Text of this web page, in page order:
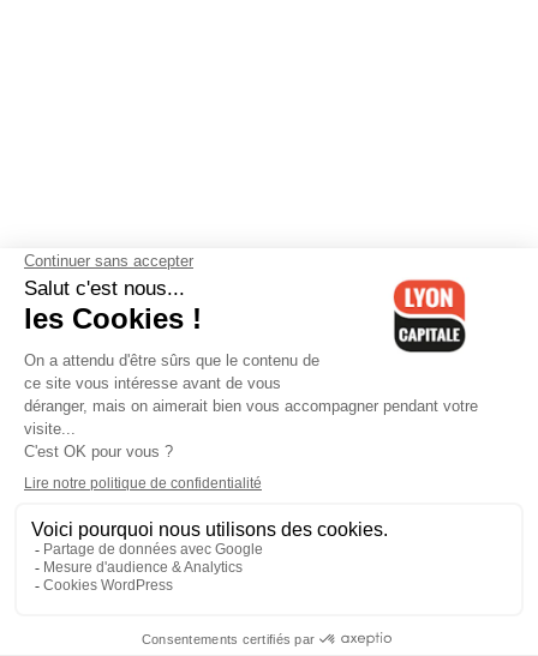
Contactez-nous-Mentions légales-CGV-Politique de
confidentialité-Gestion des cookies